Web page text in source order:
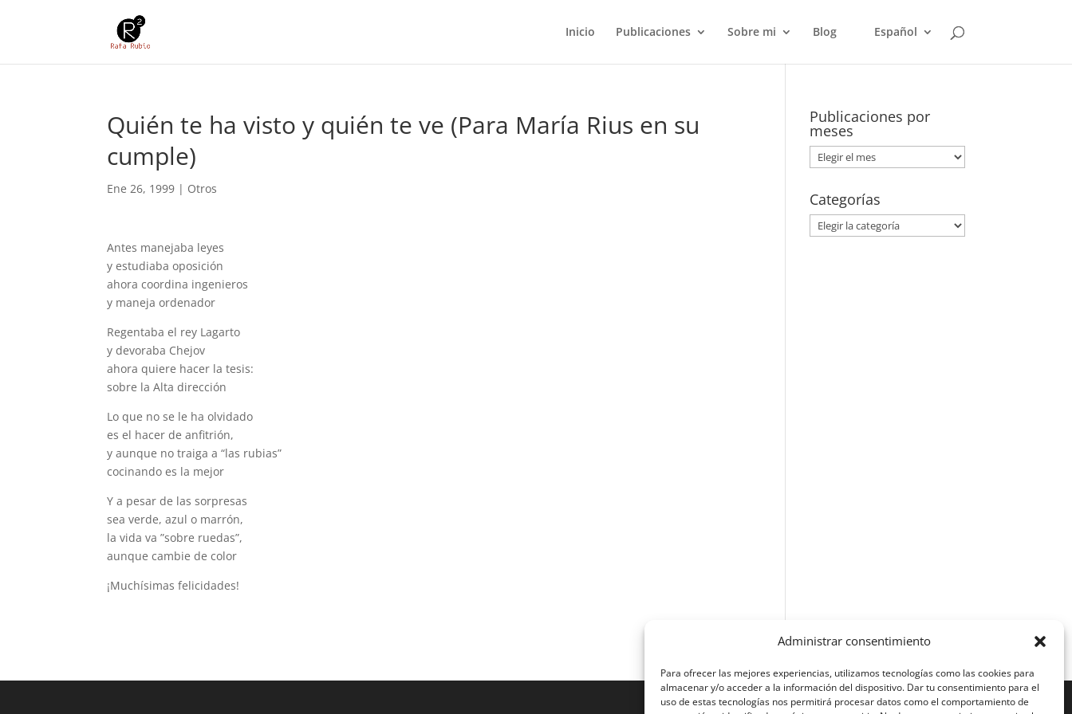
Administrar consentimiento
Para ofrecer las mejores experiencias, utilizamos tecnologías como las cookies para
almacenar y/o acceder a la información del dispositivo. Dar tu consentimiento para el
uso de estas tecnologías nos permitirá procesar datos como el comportamiento de
Inicio Publicaciones Sobre mi Blog Español
Quién te ha visto y quién te ve (Para María Rius en su
cumple)
Ene 26, 1999 | Otros
Antes manejaba leyes
y estudiaba oposición
ahora coordina ingenieros
y maneja ordenador
Regentaba el rey Lagarto
y devoraba Chejov
ahora quiere hacer la tesis:
sobre la Alta dirección
Lo que no se le ha olvidado
es el hacer de anfitrión,
y aunque no traiga a “las rubias”
cocinando es la mejor
Y a pesar de las sorpresas
sea verde, azul o marrón,
la vida va ”sobre ruedas”,
aunque cambie de color
¡Muchísimas felicidades!
Publicaciones por
meses
Publicaciones
por
meses
Categorías
Categorías